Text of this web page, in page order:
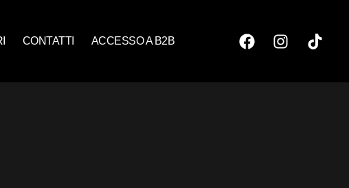
CONTATTI ACCESSO A B2B